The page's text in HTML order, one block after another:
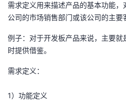
发
者
需求定义用来描述产品的基本功能
公司的市场销售部门或该公司的主要
例子：对于开发板产品来说，主要
时提供借鉴。
需求定义：
1）功能定义